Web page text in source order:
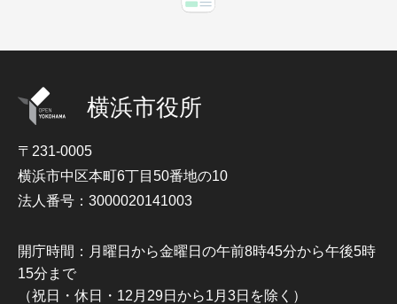
横浜市役所
〒231-0005
横浜市中区本町6丁目50番地の10
法人番号：3000020141003
開庁時間：月曜日から金曜日の午前8時45分から午後5時
15分まで
（祝日・休日・12月29日から1月3日を除く）